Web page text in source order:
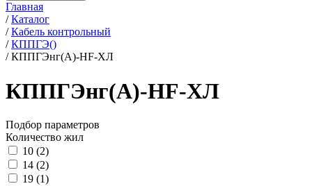
Главная
/Каталог
/Кабель контрольный
/КППГЭ()
/КППГЭнг(А)-HF-ХЛ
КППГЭнг(А)-HF-ХЛ
Подбор параметров
Количество жил
10 (2)
14 (2)
19 (1)